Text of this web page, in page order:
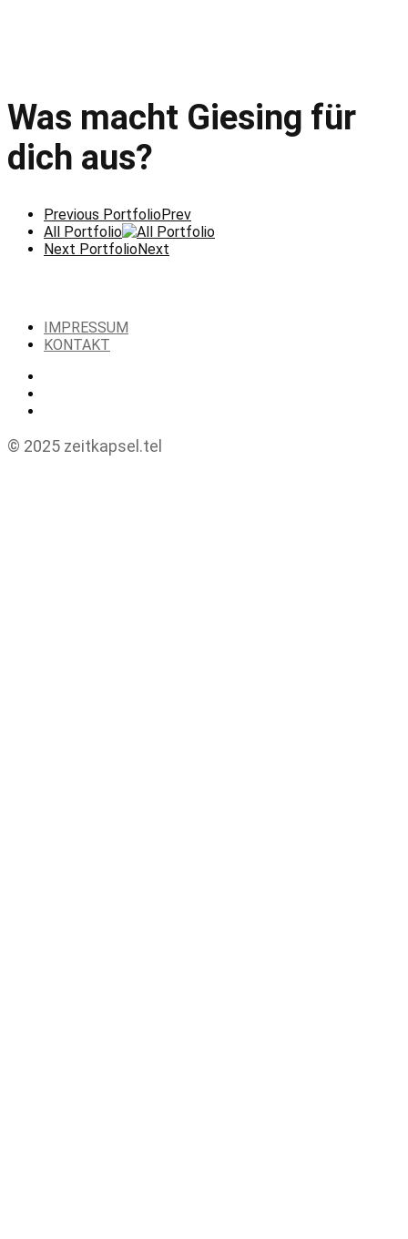
Was macht Giesing für
dich aus?
Previous PortfolioPrev
All Portfolio
Next PortfolioNext
IMPRESSUM
KONTAKT
© 2025 zeitkapsel.tel